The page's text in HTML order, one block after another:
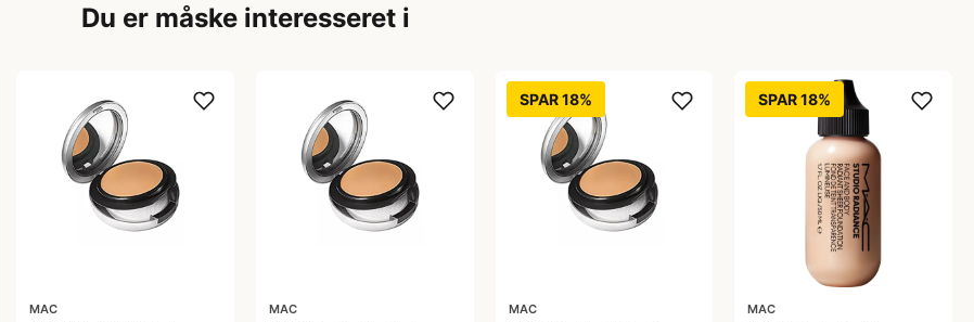
Du er måske interesseret i
MAC MAC
SPAR 18%
MAC
SPAR 18%
MAC